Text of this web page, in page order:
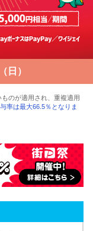
日）
のが適用され、重複適用
率は最大66.5％となりま